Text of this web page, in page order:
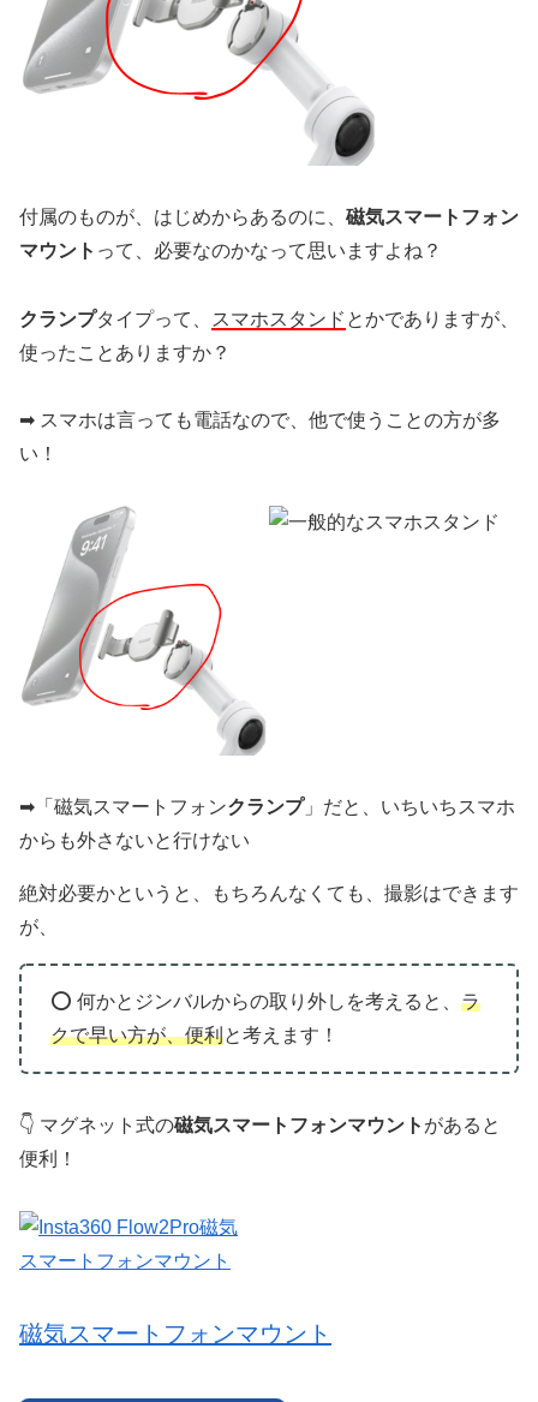
付属のものが、はじめからあるのに、 磁気スマートフォン
マウント って、必要なのかなって思いますよね？
クランプタイプって、 スマホスタンド とかでありますが、
使ったことありますか？
➡︎ スマホは言っても電話なので、他で使うことの方が多
い！
➡︎「磁気スマートフォンクランプ」だと、いちいちスマホ
からも外さないと行けない
絶対必要かというと、もちろんなくても、撮影はできます
が、
⭕️ 何かとジンバルからの取り外しを考えると、 ラ
クで早い方が、便利と考えます！
👇 マグネット式の磁気スマートフォンマウント があると
便利！
磁気スマートフォンマウント